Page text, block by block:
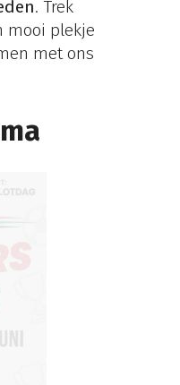
. Trek
mooi plekje
met ons